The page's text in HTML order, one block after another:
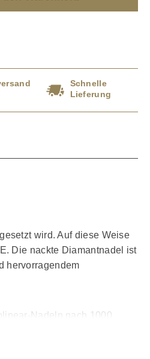
Schnelle
Lieferung
wird. Auf diese Weise
Die nackte Diamantnadel ist
hervorragendem
Nadeln nach 1000
lassen und der